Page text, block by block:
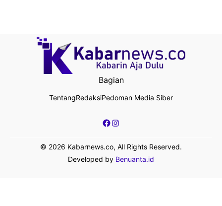
Bagian
TentangRedaksiPedoman Media Siber
Facebook
Instagram
© 2026 Kabarnews.co, All Rights Reserved.
Developed by Benuanta.id